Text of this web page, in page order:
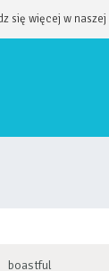
się więcej w naszej
boastful